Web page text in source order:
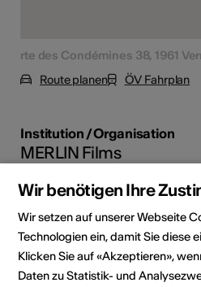
rte des Condémines 38, 1961
Route planen
ÖV Fahrplan
Institution / Organisation
MERLIN Films
rte des Condémines 38
1961 Vernamiège
Telefon +41 (0)79 451 65 03
Reservationen +41 (0)79 451
E-Mail
Webseite
Wir benötigen Ihre
Wir setzen auf unserer Webseite
Technologien ein, damit Sie diese
Klicken Sie auf «Akzeptieren»,
Daten zu Statistik- und